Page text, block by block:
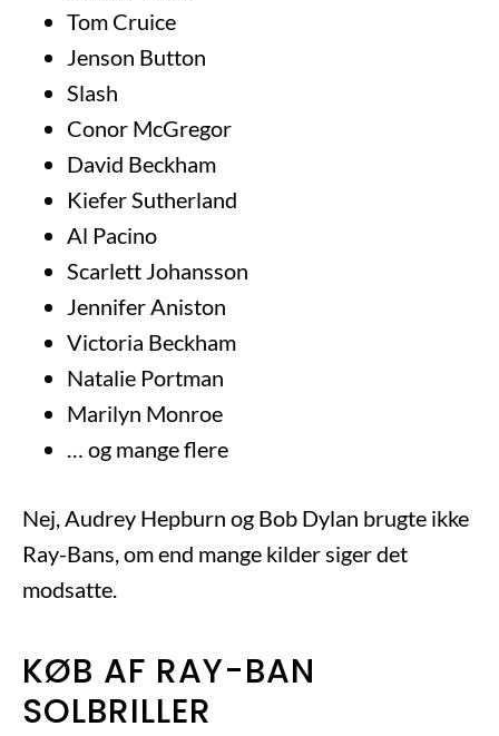
Tom Cruice
Jenson Button
Slash
Conor McGregor
David Beckham
Kiefer Sutherland
Al Pacino
Scarlett Johansson
Jennifer Aniston
Victoria Beckham
Natalie Portman
Marilyn Monroe
… og mange flere
Nej, Audrey Hepburn og Bob Dylan brugte ikke
Ray-Bans, om end mange kilder siger det
modsatte.
KØB AF RAY-BAN
SOLBRILLER